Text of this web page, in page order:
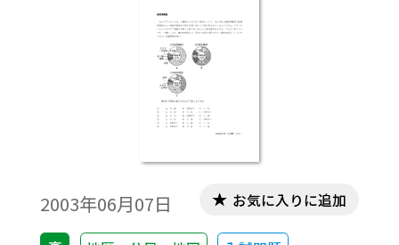
2003年06月07日 お気に入りに追加